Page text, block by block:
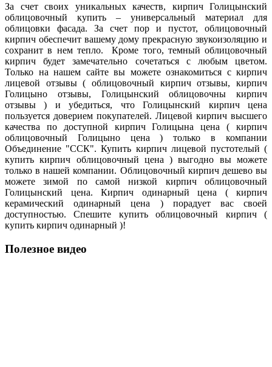
За счет своих уникальных качеств, кирпич Голицынский
облицовочный купить – универсальный материал для
облицовки фасада. За счет пор и пустот, облицовочный
кирпич обеспечит вашему дому прекрасную звукоизоляцию и
сохранит в нем тепло. Кроме того, темный облицовочный
кирпич будет замечательно сочетаться с любым цветом.
Только на нашем сайте вы можете ознакомиться с кирпич
лицевой отзывы ( облицовочный кирпич отзывы, кирпич
Голицыно отзывы, Голицынский облицовочны кирпич
отзывы ) и убедиться, что Голицынский кирпич цена
пользуется доверием покупателей. Лицевой кирпич высшего
качества по доступной кирпич Голицына цена ( кирпич
облицовочный Голицыно цена ) только в компании
Объединение "ССК". Купить кирпич лицевой пустотелый (
купить кирпич облицовочный цена ) выгодно вы можете
только в нашей компании. Облицовочный кирпич дешево вы
можете зимой по самой низкой кирпич облицовочный
Голицынский цена. Кирпич одинарный цена ( кирпич
керамический одинарный цена ) порадует вас своей
доступностью. Спешите купить облицовочный кирпич (
купить кирпич одинарный )!
Полезное видео